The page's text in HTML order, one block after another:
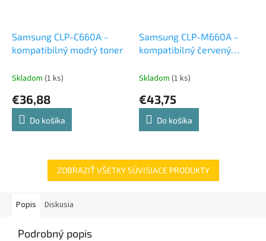
Samsung CLP-C660A -
kompatibilný modrý toner
Skladom (1 ks)
€36,88
Do košíka
Samsung CLP-M660A -
kompatibilný červený
Skladom (1 ks)
€43,75
Do košíka
ZOBRAZIŤ VŠETKY SÚVISIACE PRODUKTY
Popis Diskusia
Podrobný popis